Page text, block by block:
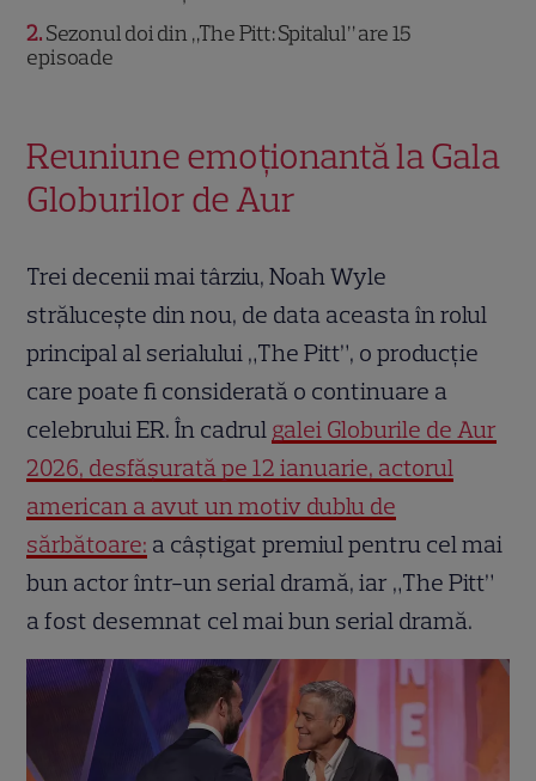
2 Sezonul doi din „The Pitt: Spitalul” are 15
episoade
Reuniune emoționantă la Gala
Globurilor de Aur
Trei decenii mai târziu, Noah Wyle
strălucește din nou, de data aceasta în rolul
principal al serialului „The Pitt”, o producție
care poate fi considerată o continuare a
celebrului ER. În cadrul galei Globurile de Aur
2026, desfășurată pe 12 ianuarie, actorul
american a avut un motiv dublu de
sărbătoare: a câștigat premiul pentru cel mai
bun actor într-un serial dramă, iar „The Pitt”
a fost desemnat cel mai bun serial dramă.